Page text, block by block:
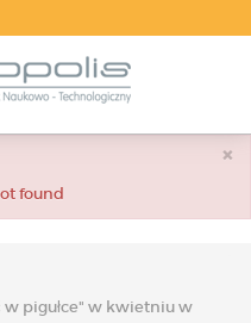
×
found
w pigułce" w kwietniu w